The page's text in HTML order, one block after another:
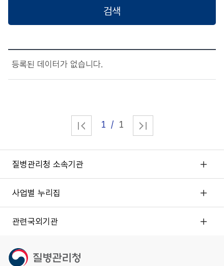
등록된 데이터가 없습니다.
1 1
질병관리청 소속기관
사업별 누리집
관련국외기관